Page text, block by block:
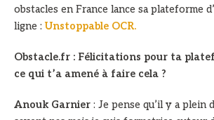
obstacles en France lance sa plateforme
ligne : Unstoppable OCR.
Obstacle.fr : Félicitations pour ta
ce qui t’a amené à faire cela ?
Anouk Garnier : Je pense qu’il y a plein